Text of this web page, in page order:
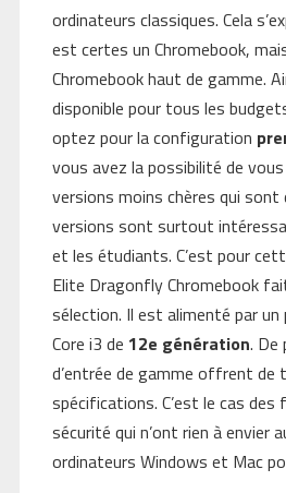
ordinateurs classiques. Cela
est certes un Chromebook,
Chromebook haut de gamme.
disponible pour tous les
optez pour la configuration
vous avez la possibilité de vous
versions moins chères qui sont
versions sont surtout
et les étudiants. C’est pour
Elite Dragonfly Chromebook
sélection. Il est alimenté par un
Core i3 de 12e génération. De
d’entrée de gamme offrent de
spécifications. C’est le cas des
sécurité qui n’ont rien à envier
ordinateurs Windows et Mac